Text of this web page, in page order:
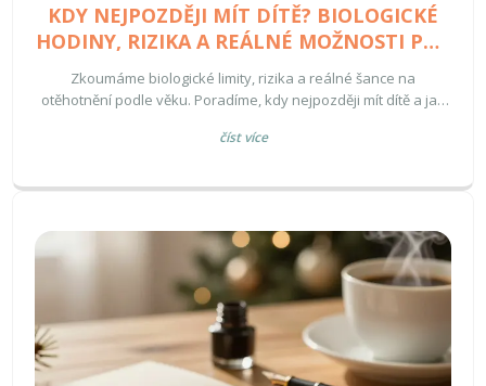
KDY NEJPOZDĚJI MÍT DÍTĚ? BIOLOGICKÉ
HODINY, RIZIKA A REÁLNÉ MOŽNOSTI PRO
ŽENY I MUŽE
Zkoumáme biologické limity, rizika a reálné šance na
otěhotnění podle věku. Poradíme, kdy nejpozději mít dítě a jak
číst více